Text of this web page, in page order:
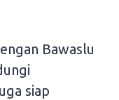
Bawaslu
siap